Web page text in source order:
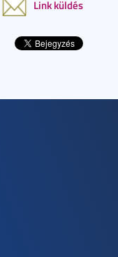
Link küldés